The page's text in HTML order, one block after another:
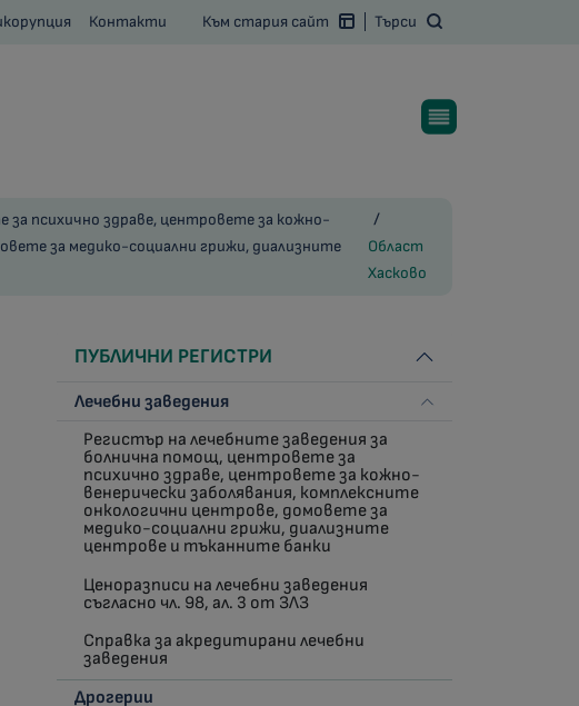
Контакти Към стария сайт Търси
за психично здраве, центровете за кожно-
за медико-социални грижи, диализните
Област
Хасково
ПУБЛИЧНИ РЕГИСТРИ
Лечебни заведения
Регистър на лечебните заведения за
болнична помощ, центровете за
психично здраве, центровете за кожно-
венерически заболявания, комплексните
онкологични центрове, домовете за
медико-социални грижи, диализните
центрове и тъканните банки
Ценоразписи на лечебни заведения
съгласно чл. 98, ал. 3 от ЗЛЗ
Справка за акредитирани лечебни
заведения
Дрогерии